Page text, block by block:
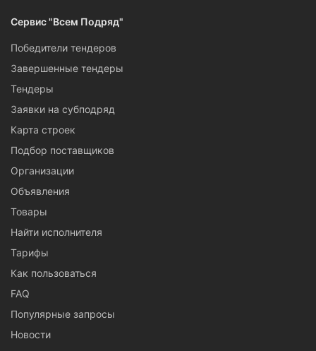
Сервис "Всем Подряд"
Победители тендеров
Завершенные тендеры
Тендеры
Заявки на субподряд
Карта строек
Подбор поставщиков
Организации
Объявления
Товары
Найти исполнителя
Тарифы
Как пользоваться
FAQ
Популярные запросы
Новости